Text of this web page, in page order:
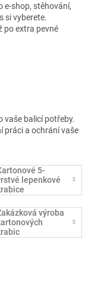
e-shop, stěhování,
si vyberete.
po extra pevné
vaše balicí potřeby.
práci a ochrání vaše
5-
lepenkové
výroba